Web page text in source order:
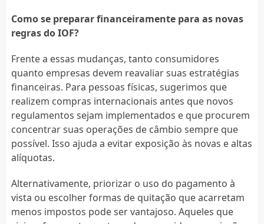
Como se preparar financeiramente para as novas
regras do IOF?
Frente a essas mudanças, tanto consumidores
quanto empresas devem reavaliar suas estratégias
financeiras. Para pessoas físicas, sugerimos que
realizem compras internacionais antes que novos
regulamentos sejam implementados e que procurem
concentrar suas operações de câmbio sempre que
possível. Isso ajuda a evitar exposição às novas e altas
alíquotas.
Alternativamente, priorizar o uso do pagamento à
vista ou escolher formas de quitação que acarretam
menos impostos pode ser vantajoso. Aqueles que